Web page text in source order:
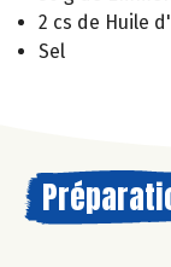
2 cs de Huile
Sel